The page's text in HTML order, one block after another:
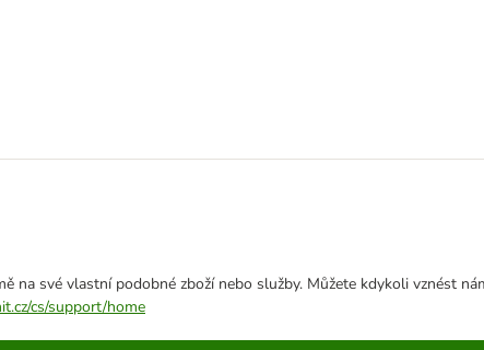
na své vlastní podobné zboží nebo služby. Můžete kdykoli vznést
cs/support/home